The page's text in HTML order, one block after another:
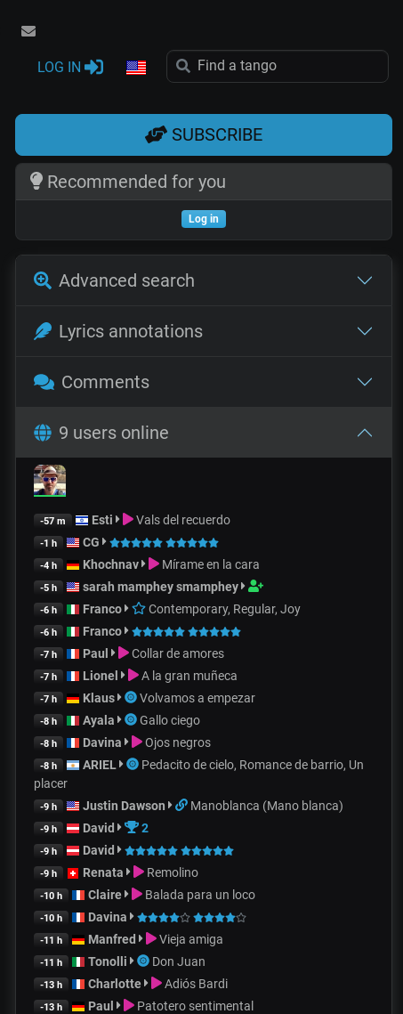
LOG IN
SUBSCRIBE
Recommended for you
Log in
Advanced search
Lyrics annotations
Comments
9 users online
-57 m Esti Vals del recuerdo
-1 h CG
-4 h Khochnav Mírame en la cara
-5 h sarah mamphey smamphey
-6 h Franco Contemporary, Regular, Joy
-6 h Franco
-7 h Paul Collar de amores
-7 h Lionel A la gran muñeca
-7 h Klaus Volvamos a empezar
-8 h Ayala Gallo ciego
-8 h Davina Ojos negros
-8 h ARIEL
Pedacito de cielo, Romance de barrio, Un
placer
-9 h Justin Dawson Manoblanca (Mano blanca)
-9 h David 2
-9 h David
-9 h Renata Remolino
-10 h Claire Balada para un loco
-10 h Davina
-11 h Manfred Vieja amiga
-11 h Tonolli Don Juan
-13 h Charlotte Adiós Bardi
-13 h Paul Patotero sentimental